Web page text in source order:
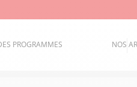
PROGRAMMES NOS